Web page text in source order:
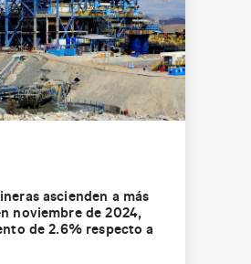
ascienden a más
noviembre de 2024,
de 2.6% respecto a